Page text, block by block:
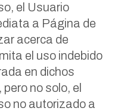
el Usuario
a Página de
acerca de
el uso indebido
en dichos
no solo, el
no autorizado a